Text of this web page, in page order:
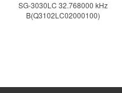
SG-3030LC 32.768000 kHz
B(Q3102LC02000100)